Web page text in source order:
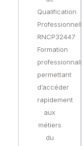
Qualification
Professionnelle
RNCP32447
Formation
permettant
d’accéder
rapidement
aux
métiers
du